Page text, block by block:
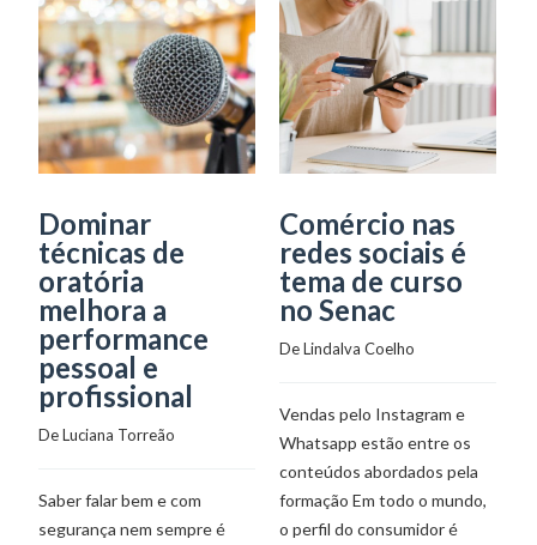
Dominar
técnicas de
oratória
melhora a
performance
pessoal e
profissional
De Luciana Torreão
Saber falar bem e com
segurança nem sempre é
Comércio nas
redes sociais é
tema de curso
no Senac
De Lindalva Coelho
Vendas pelo Instagram e
Whatsapp estão entre os
conteúdos abordados pela
formação Em todo o mundo,
o perfil do consumidor é